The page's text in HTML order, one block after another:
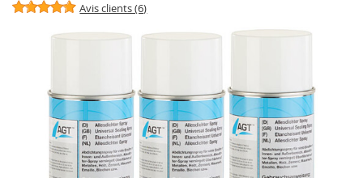
Avis clients (6)